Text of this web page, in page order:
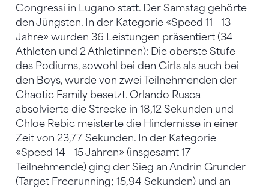
Congressi in Lugano statt. Der Samstag gehörte
den Jüngsten. In der Kategorie «Speed 11 - 13
Jahre» wurden 36 Leistungen präsentiert (34
Athleten und 2 Athletinnen): Die oberste Stufe
des Podiums, sowohl bei den Girls als auch bei
den Boys, wurde von zwei Teilnehmenden der
Chaotic Family besetzt. Orlando Rusca
absolvierte die Strecke in 18,12 Sekunden und
Chloe Rebic meisterte die Hindernisse in einer
Zeit von 23,77 Sekunden. In der Kategorie
«Speed 14 - 15 Jahren» (insgesamt 17
Teilnehmende) ging der Sieg an Andrin Grunder
(Target Freerunning; 15,94 Sekunden) und an